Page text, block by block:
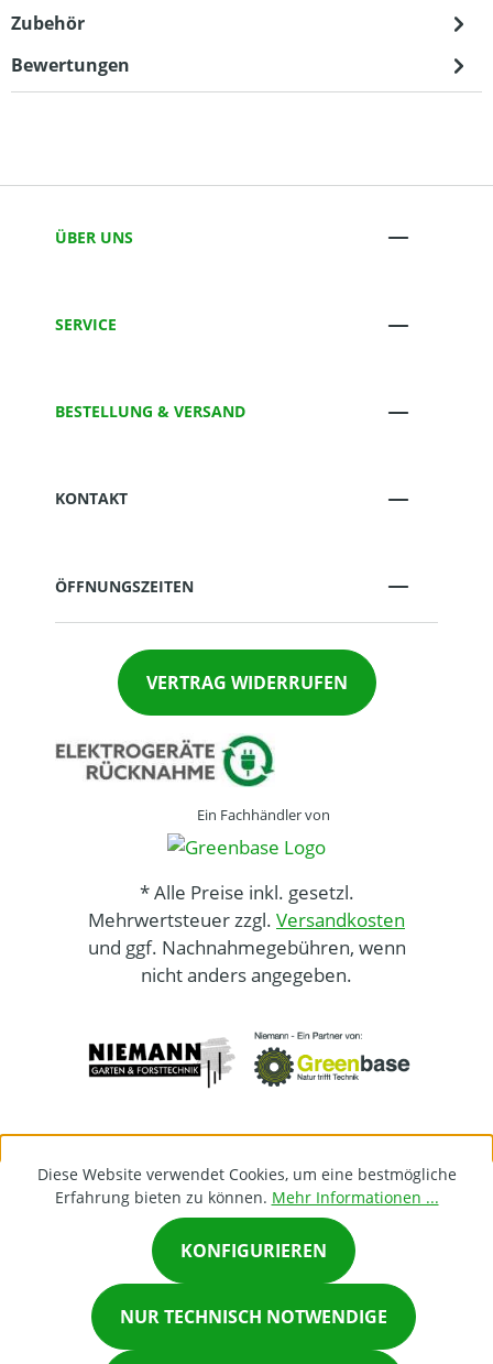
Zubehör
Bewertungen
Chat on Whatsapp
×
ÜBER UNS
SERVICE
BESTELLUNG & VERSAND
KONTAKT
ÖFFNUNGSZEITEN
VERTRAG WIDERRUFEN
Ein Fachhändler von
* Alle Preise inkl. gesetzl.
Mehrwertsteuer zzgl. Versandkosten
und ggf. Nachnahmegebühren, wenn
nicht anders angegeben.
Diese Website verwendet Cookies, um eine bestmögliche
Erfahrung bieten zu können. Mehr Informationen ...
NUR TECHNISCH NOTWENDIGE
KONFIGURIEREN